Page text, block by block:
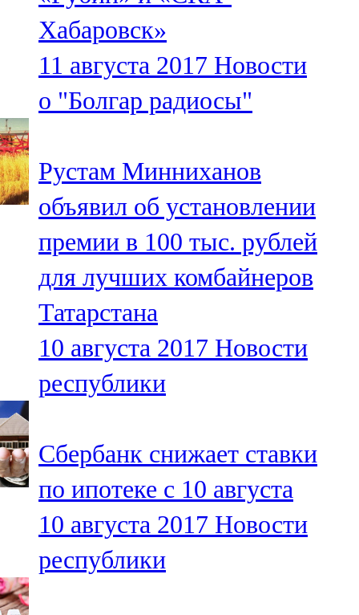
Мөслим
100,0 FM
Нурлат
Олы Әтнә
71,42 FM
Сарман
107,8 FM
Теләче
106,1 FM
Түбән Кама
Чирмешән
107,7 FM
Чистай
103,0 FM
Хабаровск»
11 августа 2017 Новости
о "Болгар радиосы"
Рустам Минниханов
объявил об установлении
премии в 100 тыс. рублей
для лучших комбайнеров
Татарстана
10 августа 2017 Новости
республики
Сбербанк снижает ставки
по ипотеке с 10 августа
10 августа 2017 Новости
республики